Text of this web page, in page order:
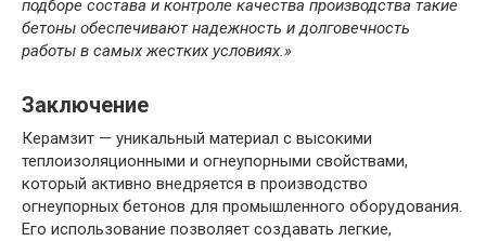
подборе состава и контроле качества производства такие
бетоны обеспечивают надежность и долговечность
работы в самых жестких условиях.»
Заключение
Керамзит — уникальный материал с высокими
теплоизоляционными и огнеупорными свойствами,
который активно внедряется в производство
огнеупорных бетонов для промышленного оборудования.
Его использование позволяет создавать легкие,